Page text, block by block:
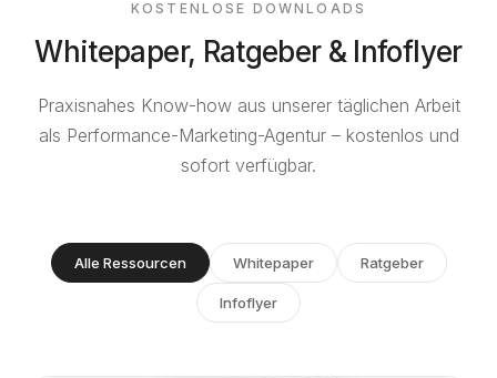
KOSTENLOSE DOWNLOADS
Whitepaper, Ratgeber & Infoflyer
Praxisnahes Know-how aus unserer täglichen Arbeit
als Performance-Marketing-Agentur – kostenlos und
sofort verfügbar.
Alle Ressourcen Whitepaper Ratgeber
Infoflyer